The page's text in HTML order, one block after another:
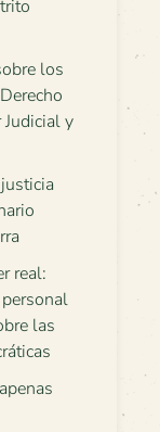
los
y
real:
las